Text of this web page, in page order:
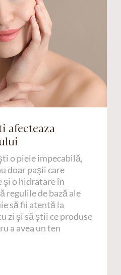
afecteaza
o piele impecabilă,
doar paşii care
şi o hidratare în
regulile de bază ale
să fii atentă la
zi şi să ştii ce produse
a avea un ten